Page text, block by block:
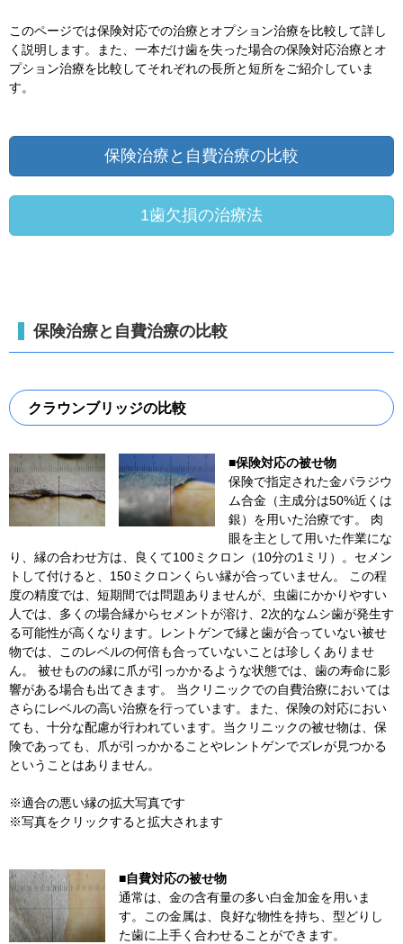
このページでは保険対応での治療とオプション治療を比較して詳し
く説明します。また、一本だけ歯を失った場合の保険対応治療とオ
プション治療を比較してそれぞれの長所と短所をご紹介していま
す。
保険治療と自費治療の比較
1歯欠損の治療法
保険治療と自費治療の比較
クラウンブリッジの比較
■保険対応の被せ物
保険で指定された金パラジウ
ム合金（主成分は50%近くは
銀）を用いた治療です。 肉
眼を主として用いた作業にな
り、縁の合わせ方は、良くて100ミクロン（10分の1ミリ）。セメン
トして付けると、150ミクロンくらい縁が合っていません。 この程
度の精度では、短期間では問題ありませんが、虫歯にかかりやすい
人では、多くの場合縁からセメントが溶け、2次的なムシ歯が発生す
る可能性が高くなります。レントゲンで縁と歯が合っていない被せ
物では、このレベルの何倍も合っていないことは珍しくありませ
ん。 被せものの縁に爪が引っかかるような状態では、歯の寿命に影
響がある場合も出てきます。 当クリニックでの自費治療においては
さらにレベルの高い治療を行っています。また、保険の対応におい
ても、十分な配慮が行われています。当クリニックの被せ物は、保
険であっても、爪が引っかかることやレントゲンでズレが見つかる
ということはありません。
※適合の悪い縁の拡大写真です
※写真をクリックすると拡大されます
■自費対応の被せ物
通常は、金の含有量の多い白金加金を用いま
す。この金属は、良好な物性を持ち、型どりし
た歯に上手く合わせることができます。